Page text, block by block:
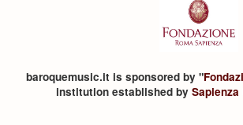
baroquemusic.it is sponsored by "
institution established by